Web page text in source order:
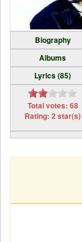
Biography
Albums
Lyrics (85)
Total votes: 68
Rating: 2 star(s)